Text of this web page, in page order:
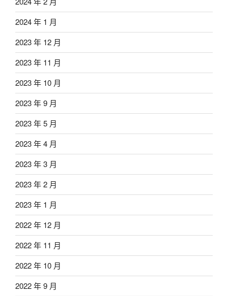
2024 年 1 月
2023 年 12 月
2023 年 11 月
2023 年 10 月
2023 年 9 月
2023 年 5 月
2023 年 4 月
2023 年 3 月
2023 年 2 月
2023 年 1 月
2022 年 12 月
2022 年 11 月
2022 年 10 月
2022 年 9 月